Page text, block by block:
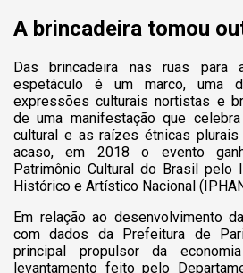
A brincadeira tomou
Das brincadeira nas ruas para
espetáculo é um marco, uma
expressões culturais nortistas e
de uma manifestação que
cultural e as raízes étnicas
acaso, em 2018 o evento
Patrimônio Cultural do Brasil pelo
Histórico e Artístico Nacional
Em relação ao desenvolvimento
com dados da Prefeitura de
principal propulsor da
levantamento feito pelo